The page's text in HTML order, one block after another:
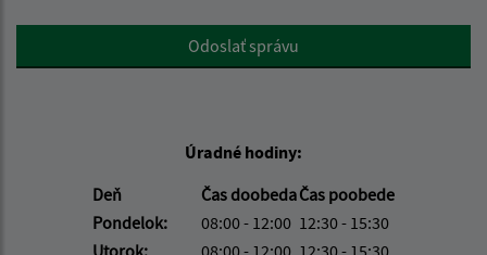
Google reCaptcha ResponseOdoslať správu
Úradné hodiny:
Deň
Čas doobedaČas poobede
Pondelok:
08:00 - 12:00 12:30 - 15:30